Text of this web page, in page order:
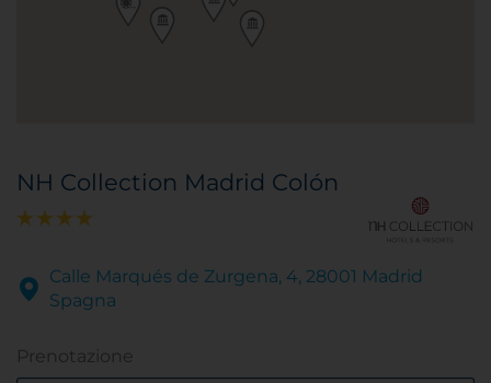
NH Collection Madrid Colón
Calle Marqués de Zurgena, 4, 28001 Madrid
Spagna
Prenotazione